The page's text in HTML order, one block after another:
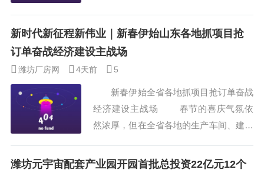
索、对接洽谈，全力以赴招大商、招好
商，力争在招商引资工作中创佳绩、立新
功，为推动高质量发展积蓄力量，增添后
劲。 2月6日，诸城市金融局副局长
李国庆、枳沟镇党政主要负责同志带领招
商引资工作组成员到临沂市...
新时代新征程新伟业｜新春伊始山东各地抓项目抢
订单奋战经济建设主战场
潍坊厂房网 4天前 5
新春伊始全省各地抓项目抢订单奋战
经济建设主战场 春节的喜庆气氛依
然浓厚，但在全省各地的生产车间、建设
项目赶进度、企业抢订单、部门忙招商，
潍坊元宇宙配套产业园开园首批总投资22亿元12个